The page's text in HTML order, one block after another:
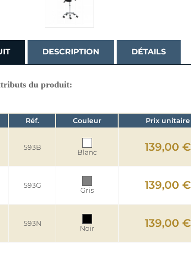
DESCRIPTION DÉTAILS
du produit:
Réf. Couleur Prix unitaire
593B
Blanc 139,00 €
593G
Gris 139,00 €
593N
Noir 139,00 €